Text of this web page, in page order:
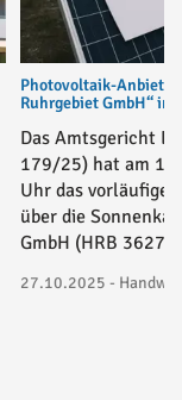
Photovoltaik-Anbieter
Ruhrgebiet GmbH“ in
Das Amtsgericht
179/25) hat am
Uhr das vorläufige
über die
GmbH (HRB
27.10.2025 -